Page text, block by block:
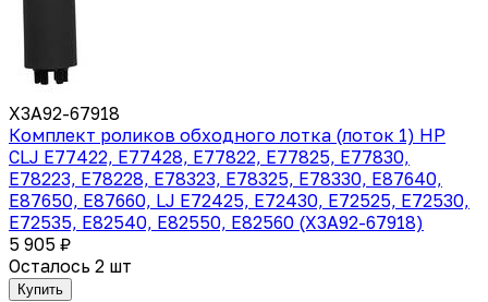
X3A92-67918
Комплект роликов обходного лотка (лоток 1) HP
CLJ E77422, E77428, E77822, E77825, E77830,
E78223, E78228, E78323, E78325, E78330, E87640,
E87650, E87660, LJ E72425, E72430, E72525, E72530,
E72535, E82540, E82550, E82560 (X3A92-67918)
5 905 ₽
Осталось 2 шт
Купить